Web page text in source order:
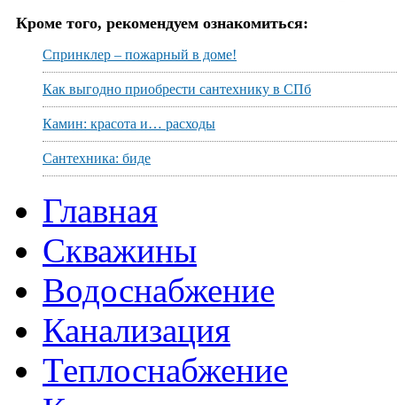
Кроме того, рекомендуем ознакомиться:
Спринклер – пожарный в доме!
Как выгодно приобрести сантехнику в СПб
Камин: красота и… расходы
Сантехника: биде
Главная
Скважины
Водоснабжение
Канализация
Теплоснабжение